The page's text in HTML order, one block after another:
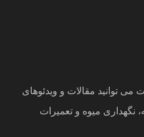
توانید مقالات و ویدئوهای
نگهداری میوه و تعمیرات